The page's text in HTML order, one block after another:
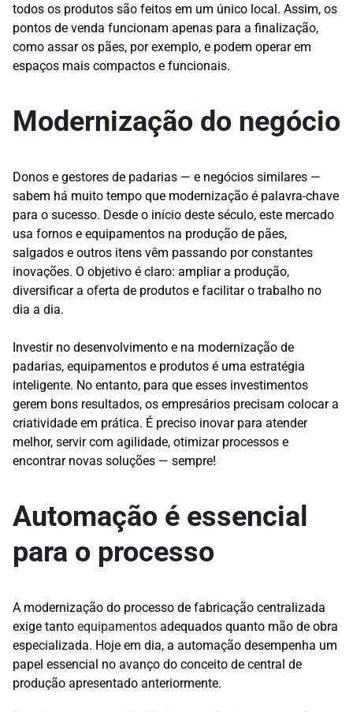
todos os produtos são feitos em um único local. Assim, os
pontos de venda funcionam apenas para a finalização,
como assar os pães, por exemplo, e podem operar em
espaços mais compactos e funcionais.
Modernização do negócio
Donos e gestores de padarias — e negócios similares —
sabem há muito tempo que modernização é palavra-chave
para o sucesso. Desde o início deste século, este mercado
usa fornos e equipamentos na produção de pães,
salgados e outros itens vêm passando por constantes
inovações. O objetivo é claro: ampliar a produção,
diversificar a oferta de produtos e facilitar o trabalho no
dia a dia.
Investir no desenvolvimento e na modernização de
padarias, equipamentos e produtos é uma estratégia
inteligente. No entanto, para que esses investimentos
gerem bons resultados, os empresários precisam colocar a
criatividade em prática. É preciso inovar para atender
melhor, servir com agilidade, otimizar processos e
encontrar novas soluções — sempre!
Automação é essencial
para o processo
A modernização do processo de fabricação centralizada
exige tanto equipamentos adequados quanto mão de obra
especializada. Hoje em dia, a automação desempenha um
papel essencial no avanço do conceito de central de
produção apresentado anteriormente.